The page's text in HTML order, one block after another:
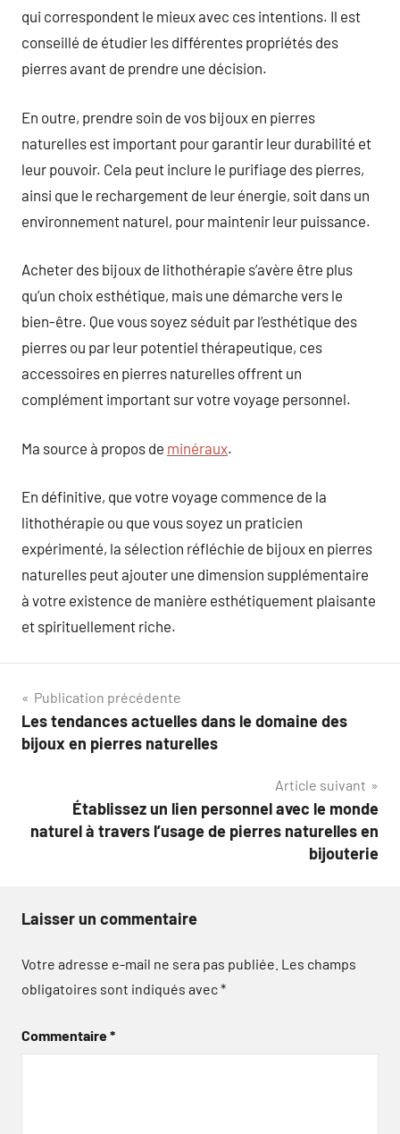
qui correspondent le mieux avec ces intentions. Il est
conseillé de étudier les différentes propriétés des
pierres avant de prendre une décision.
En outre, prendre soin de vos bijoux en pierres
naturelles est important pour garantir leur durabilité et
leur pouvoir. Cela peut inclure le purifiage des pierres,
ainsi que le rechargement de leur énergie, soit dans un
environnement naturel, pour maintenir leur puissance.
Acheter des bijoux de lithothérapie s’avère être plus
qu’un choix esthétique, mais une démarche vers le
bien-être. Que vous soyez séduit par l’esthétique des
pierres ou par leur potentiel thérapeutique, ces
accessoires en pierres naturelles offrent un
complément important sur votre voyage personnel.
Ma source à propos de minéraux.
En définitive, que votre voyage commence de la
lithothérapie ou que vous soyez un praticien
expérimenté, la sélection réfléchie de bijoux en pierres
naturelles peut ajouter une dimension supplémentaire
à votre existence de manière esthétiquement plaisante
et spirituellement riche.
Navigation
de
Publication précédente
Les tendances actuelles dans le domaine des
bijoux en pierres naturelles
Article suivant
Établissez un lien personnel avec le monde
naturel à travers l’usage de pierres naturelles en
bijouterie
Laisser un commentaire
Votre adresse e-mail ne sera pas publiée. Les champs
obligatoires sont indiqués avec*
Commentaire*